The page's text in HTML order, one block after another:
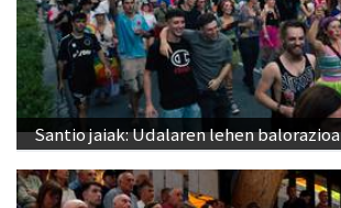
Santio jaiak: Udalaren lehen balorazioa